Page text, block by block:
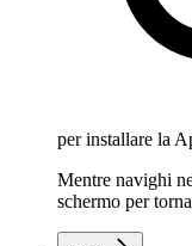
per installare la
Mentre navighi
schermo per